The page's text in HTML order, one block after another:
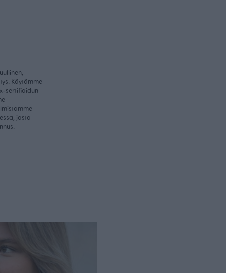
Käytämme
sertifioidun
josta